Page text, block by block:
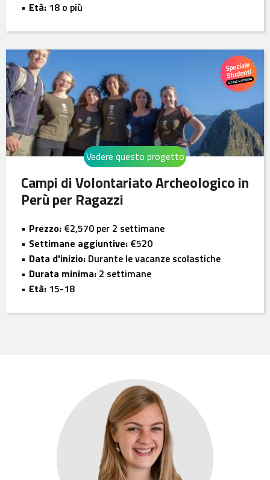
Età: 18 o più
Campi di Volontariato Archeologico in
Perù per Ragazzi
Vedere questo progetto
Prezzo: €2,570 per 2 settimane
Settimane aggiuntive: €520
Data d'inizio: Durante le vacanze scolastiche
Durata minima: 2 settimane
Età: 15-18